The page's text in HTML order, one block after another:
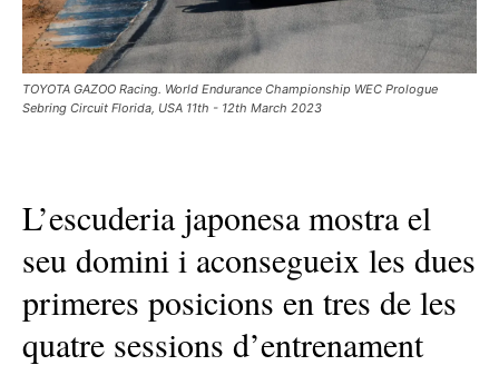
TOYOTA GAZOO Racing. World Endurance Championship WEC Prologue
Sebring Circuit Florida, USA 11th - 12th March 2023
L’escuderia japonesa mostra el
seu domini i aconsegueix les dues
primeres posicions en tres de les
quatre sessions d’entrenament